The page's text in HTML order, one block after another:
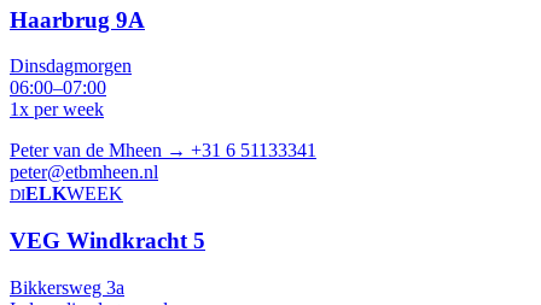
Haarbrug 9A
Dinsdagmorgen
06:00–07:00
1x per week
Peter van de Mheen → +31 6 51133341
peter@etbmheen.nl
DIELKWEEK
VEG Windkracht 5
Bikkersweg 3a